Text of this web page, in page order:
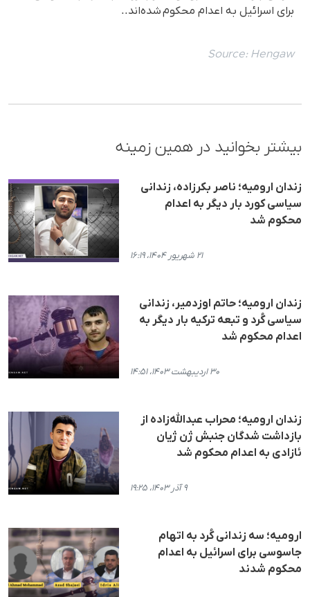
برای اسرائیل به اعدام محکوم شدەاند..
Source: Hengaw
بیشتر بخوانید در همین زمینه
زندان ارومیه؛ ناصر بکرزاده، زندانی
سیاسی کورد بار دیگر به اعدام
محکوم شد
۲۱ شهریور ۱۴۰۴، ۱۶:۱۹
زندان ارومیه؛ حاتم اوزدمیر، زندانی
سیاسی کُرد و تبعه ترکیه بار دیگر به
اعدام محکوم شد
۳۰ اردیبهشت ۱۴۰۳، ۱۴:۵۱
زندان ارومیه؛ محراب عبدالله‌زاده از
بازداشت شدگان جنبش ژن ژیان
ئازادی به اعدام محکوم شد
۹ آذر ۱۴۰۳، ۱۹:۲۵
ارومیه؛ سه زندانی کُرد به اتهام
جاسوسی برای اسرائیل به اعدام
محکوم شدند